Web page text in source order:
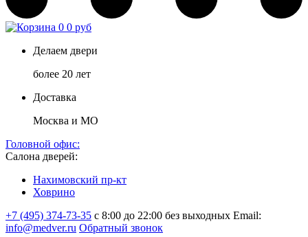
0 0 руб
Делаем двери
более 20 лет
Доставка
Москва и МО
Головной офис:
Салона дверей:
Нахимовский пр-кт
Ховрино
+7 (495) 374-73-35 с 8:00 до 22:00 без выходных Email:
info@medver.ru Обратный звонок